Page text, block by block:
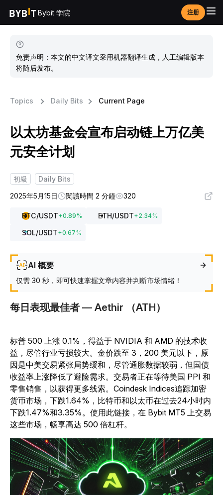
Bybit 学院 注册
免责声明：本文的中文译文采用机器翻译生成，人工编辑版本
将随后发布。
Topics Daily Bits Current Page
以太坊基金会宣布启动链上万亿美
元安全计划
初級
Daily Bits
2025年5月15日
閱讀時間 2 分鐘 320
BTC/USDT+0.89% ETH/USDT+2.34%
SOL/USDT+0.67%
AI 概要
仅需 30 秒，即可快速掌握文章内容并判断市场情绪！
每日表现最佳者 — Aethir （ATH）
标普 500 上涨 0.1%，得益于 NVIDIA 和 AMD 的技术收
益，尽管行业亏损较大。金价跌至 3，200 美元以下，原
因是中美交易紧张局势缓和，尽管通胀数据较弱，但国债
收益率上涨降低了避险需求。交易者正在等待美国 PPI 和
零售销售，以获得更多线索。Coindesk Indices追踪加密
货币市场，下跌1.64%，比特币和以太币在过去24小时内
下跌1.47%和3.35%。使用此链接，在 Bybit MT5 上交易
这些市场，畅享高达 500 倍杠杆。